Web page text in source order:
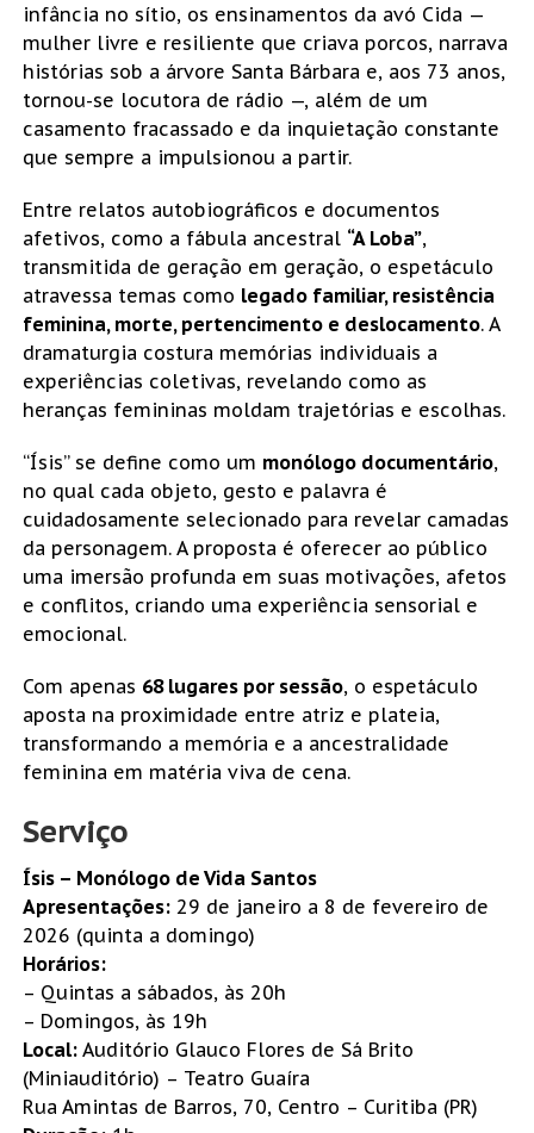
infância no sítio, os ensinamentos da avó Cida —
mulher livre e resiliente que criava porcos, narrava
histórias sob a árvore Santa Bárbara e, aos 73 anos,
tornou-se locutora de rádio —, além de um
casamento fracassado e da inquietação constante
que sempre a impulsionou a partir.
Entre relatos autobiográficos e documentos
afetivos, como a fábula ancestral “A Loba”,
transmitida de geração em geração, o espetáculo
atravessa temas como legado familiar, resistência
feminina, morte, pertencimento e deslocamento. A
dramaturgia costura memórias individuais a
experiências coletivas, revelando como as
heranças femininas moldam trajetórias e escolhas.
“Ísis” se define como um monólogo documentário,
no qual cada objeto, gesto e palavra é
cuidadosamente selecionado para revelar camadas
da personagem. A proposta é oferecer ao público
uma imersão profunda em suas motivações, afetos
e conflitos, criando uma experiência sensorial e
emocional.
Com apenas 68 lugares por sessão, o espetáculo
aposta na proximidade entre atriz e plateia,
transformando a memória e a ancestralidade
feminina em matéria viva de cena.
Serviço
Ísis – Monólogo de Vida Santos
Apresentações:29 de janeiro a 8 de fevereiro de
2026 (quinta a domingo)
Horários:
– Quintas a sábados, às 20h
– Domingos, às 19h
Local:Auditório Glauco Flores de Sá Brito
(Miniauditório) – Teatro Guaíra
Rua Amintas de Barros, 70, Centro – Curitiba (PR)